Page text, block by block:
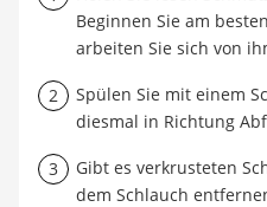
Beginnen Sie am
arbeiten Sie sich von
Spülen Sie mit einem
diesmal in Richtung
Gibt es verkrusteten
dem Schlauch